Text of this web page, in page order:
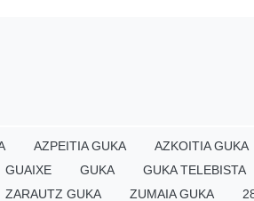
AZPEITIA GUKA AZKOITIA GUKA
GUAIXE GUKA GUKA TELEBISTA
ZARAUTZ GUKA ZUMAIA GUKA